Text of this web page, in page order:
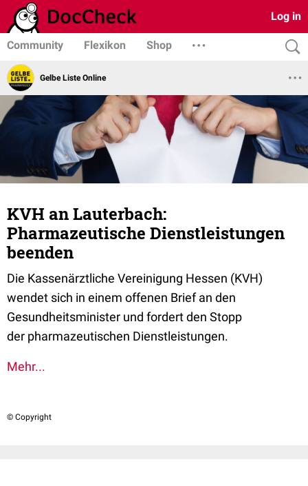
Log in
Community Flexikon Shop
Gelbe Liste Online
KVH an Lauterbach:
Pharmazeutische Dienstleistungen
beenden
Die Kassenärztliche Vereinigung Hessen (KVH)
wendet sich in einem offenen Brief an den
Gesundheitsminister und fordert den Stopp
der pharmazeutischen Dienstleistungen.
Mehr...
© Copyright